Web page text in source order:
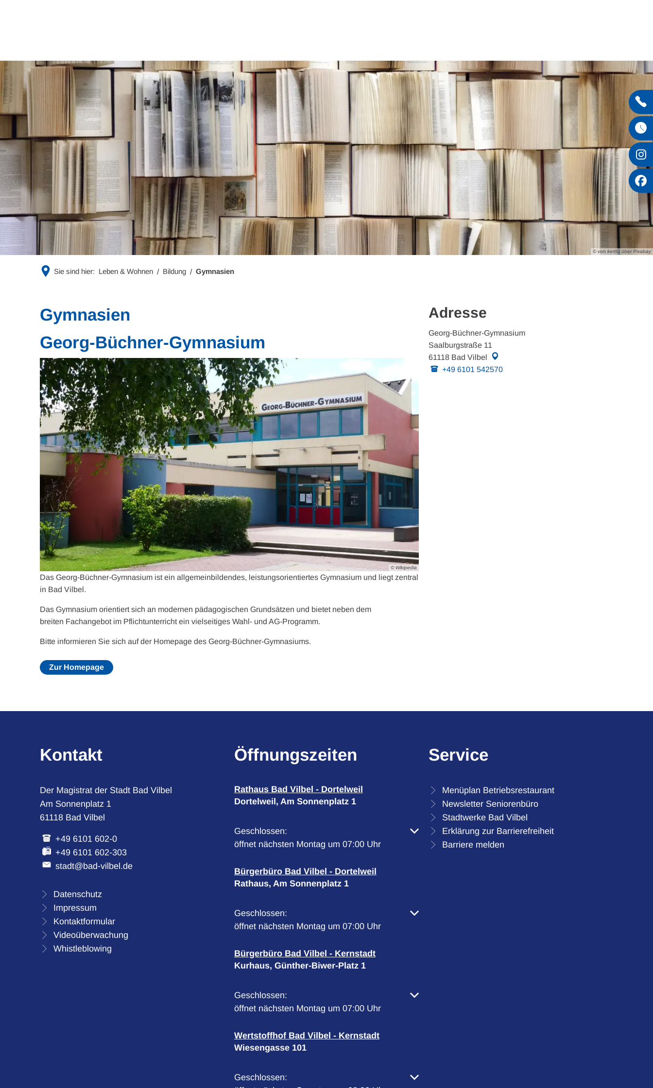
© von kerttu über Pixabay
Sie sind hier: Leben & Wohnen Bildung Gymnasien
Gymnasien
Georg-Büchner-Gymnasium
© Wikipedia
Das Georg-Büchner-Gymnasium ist ein allgemeinbildendes, leistungsorientiertes Gymnasium und liegt zentral
in Bad Vilbel.
Das Gymnasium orientiert sich an modernen pädagogischen Grundsätzen und bietet neben dem
breiten Fachangebot im Pflichtunterricht ein vielseitiges Wahl- und AG-Programm.
Bitte informieren Sie sich auf der Homepage des Georg-Büchner-Gymnasiums.
Zur Homepage
Adresse
Georg-Büchner-Gymnasium
Saalburgstraße 11
61118 Bad Vilbel
+49 6101 542570
Kontakt
Der Magistrat der Stadt Bad Vilbel
Am Sonnenplatz 1
61118 Bad Vilbel
+49 6101 602-0
+49 6101 602-303
stadt@bad-vilbel.de
Datenschutz
Impressum
Kontaktformular
Videoüberwachung
Whistleblowing
Öffnungszeiten
Rathaus Bad Vilbel - Dortelweil
Dortelweil, Am Sonnenplatz 1
Klicken, um weitere Öffnungs- oder Schließzeiten auszublenden
Geschlossen:
öffnet nächsten Montag um 07:00 Uhr
Bürgerbüro Bad Vilbel - Dortelweil
Rathaus, Am Sonnenplatz 1
Klicken, um weitere Öffnungs- oder Schließzeiten auszublenden
Geschlossen:
öffnet nächsten Montag um 07:00 Uhr
Bürgerbüro Bad Vilbel - Kernstadt
Kurhaus, Günther-Biwer-Platz 1
Klicken, um weitere Öffnungs- oder Schließzeiten auszublenden
Geschlossen:
öffnet nächsten Montag um 07:00 Uhr
Wertstoffhof Bad Vilbel - Kernstadt
Wiesengasse 101
Klicken, um weitere Öffnungs- oder Schließzeiten auszublenden
Geschlossen:
Service
Menüplan Betriebsrestaurant
Newsletter Seniorenbüro
Stadtwerke Bad Vilbel
Erklärung zur Barrierefreiheit
Barriere melden